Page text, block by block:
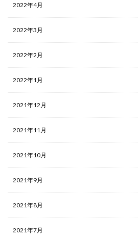
2022年4月
2022年3月
2022年2月
2022年1月
2021年12月
2021年11月
2021年10月
2021年9月
2021年8月
2021年7月